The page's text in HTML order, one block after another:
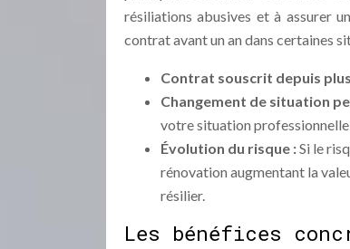
résiliations abusives et à assurer
contrat avant un an dans certaines
Contrat souscrit depuis plus
Changement de situation
votre situation
Évolution du risque :Si le
rénovation augmentant la
résilier.
Les bénéfices